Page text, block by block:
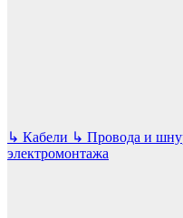
↳ Кабели ↳ Провода и
электромонтажа